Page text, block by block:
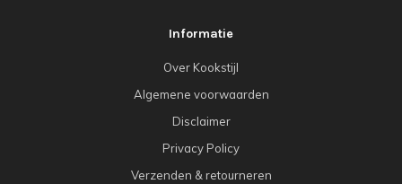
Informatie
Over Kookstijl
Algemene voorwaarden
Disclaimer
Privacy Policy
Verzenden & retourneren